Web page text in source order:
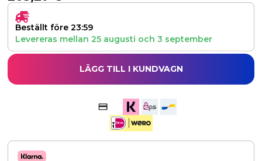
Beställt före 23:59
Levereras mellan 25 augusti och 3 september
LÄGG TILL I KUNDVAGN